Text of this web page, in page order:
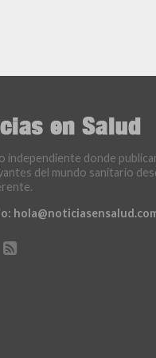
independiente donde
del mundo sanitario